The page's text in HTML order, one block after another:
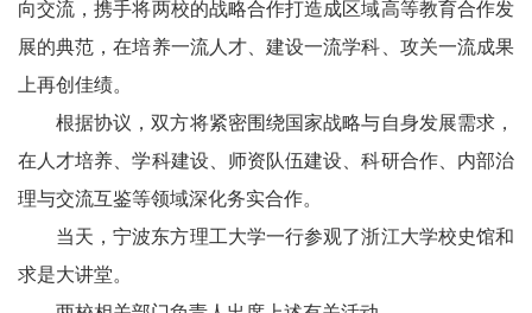
向交流，携手将两校的战略合作打造成区域高等教育合作发
展的典范，在培养一流人才、建设一流学科、攻关一流成果
上再创佳绩。
根据协议，双方将紧密围绕国家战略与自身发展需求，
在人才培养、学科建设、师资队伍建设、科研合作、内部治
理与交流互鉴等领域深化务实合作。
当天，宁波东方理工大学一行参观了浙江大学校史馆和
求是大讲堂。